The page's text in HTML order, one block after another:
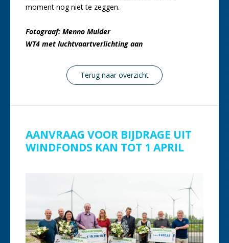
moment nog niet te zeggen.
Fotograaf: Menno Mulder
WT4 met luchtvaartverlichting aan
Terug naar overzicht
AANVRAAG VOOR BIJDRAGE UIT
WINDFONDS KAN TOT 1 APRIL